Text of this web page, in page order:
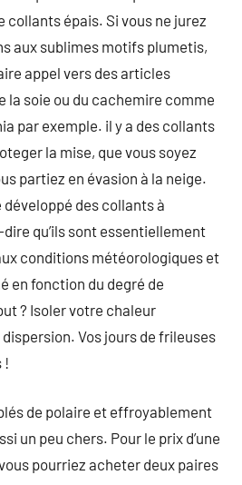
collants épais. Si vous ne jurez
aux sublimes motifs plumetis,
appel vers des articles
la soie ou du cachemire comme
par exemple. il y a des collants
la mise, que vous soyez
partiez en évasion à la neige.
des collants à
qu’ils sont essentiellement
conditions météorologiques et
en fonction du degré de
? Isoler votre chaleur
Vos jours de frileuses
!
de polaire et effroyablement
un peu chers. Pour le prix d’une
pourriez acheter deux paires